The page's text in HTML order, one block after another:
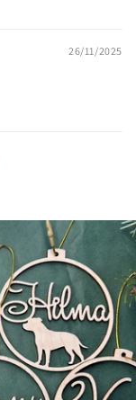
26/11/2025